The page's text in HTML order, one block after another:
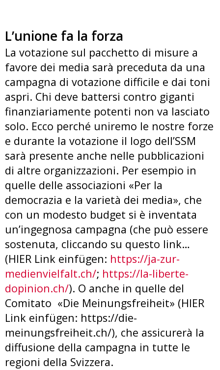
L’unione fa la forza
La votazione sul pacchetto di misure a
favore dei media sarà preceduta da una
campagna di votazione difficile e dai toni
aspri. Chi deve battersi contro giganti
finanziariamente potenti non va lasciato
solo. Ecco perché uniremo le nostre forze
e durante la votazione il logo dell’SSM
sarà presente anche nelle pubblicazioni
di altre organizzazioni. Per esempio in
quelle delle associazioni «Per la
democrazia e la varietà dei media», che
con un modesto budget si è inventata
un’ingegnosa campagna (che può essere
sostenuta, cliccando su questo link…
(HIER Link einfügen: https://ja-zur-
medienvielfalt.ch/; https://la-liberte-
dopinion.ch/). O anche in quelle del
Comitato «Die Meinungsfreiheit» (HIER
Link einfügen: https://die-
meinungsfreiheit.ch/), che assicurerà la
diffusione della campagna in tutte le
regioni della Svizzera.